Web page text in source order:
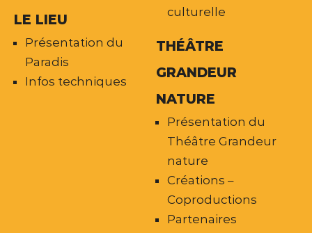
LE LIEU
Présentation du
Paradis
Infos techniques
culturelle
THÉÂTRE
GRANDEUR
NATURE
Présentation du
Théâtre Grandeur
nature
Créations –
Coproductions
Partenaires